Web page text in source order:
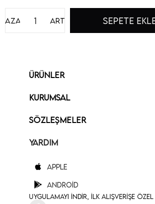
Artır
Azalt
ÜRÜNLER
KURUMSAL
SÖZLEŞMELER
YARDIM
Apple
Android
Uygulamayı İndir, İlk Alışverişe Özel